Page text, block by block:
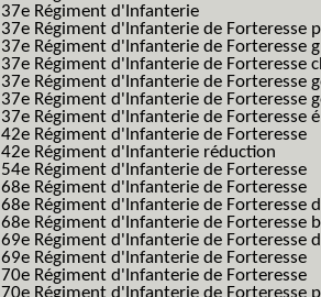
37e Régiment d'Infanterie
37e Régiment d'Infanterie de Forteresse
37e Régiment d'Infanterie de Forteresse
37e Régiment d'Infanterie de Forteresse
37e Régiment d'Infanterie de Forteresse
37e Régiment d'Infanterie de Forteresse
37e Régiment d'Infanterie de Forteresse
42e Régiment d'Infanterie de Forteresse
42e Régiment d'Infanterie réduction
54e Régiment d'Infanterie de Forteresse
68e Régiment d'Infanterie de Forteresse
68e Régiment d'Infanterie de Forteresse
68e Régiment d'Infanterie de Forteresse
69e Régiment d'Infanterie de Forteresse
69e Régiment d'Infanterie de Forteresse
70e Régiment d'Infanterie de Forteresse
70e Régiment d'Infanterie de Forteresse